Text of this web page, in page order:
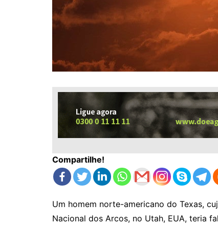
Compartilhe!
Um homem norte-americano do Texas,
Nacional dos Arcos, no Utah, EUA, teria